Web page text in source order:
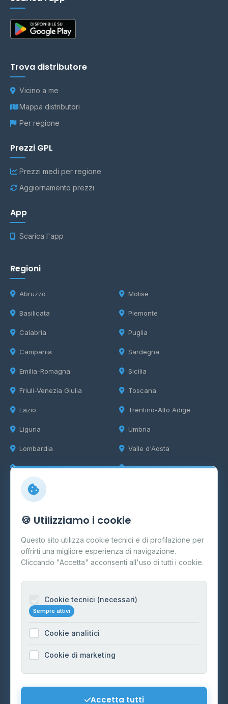
Trova distributore
Vicino a me
Mappa distributori
Per regione
Prezzi GPL
Prezzi medi per regione
Aggiornamento prezzi
App
Scarica l'app
Regioni
Abruzzo
Basilicata
Calabria
Campania
Emilia-Romagna
Friuli-Venezia Giulia
Lazio
Liguria
Lombardia
Marche
Molise
Piemonte
Puglia
Sardegna
Sicilia
Toscana
Trentino-Alto Adige
Umbria
Valle d'Aosta
Veneto
Info
Cos'è il GPL
FAQ
Contatti
Informazioni legali
Cookie Policy
Preferenze Cookie
Mappa del sito
🍪 Utilizziamo i cookie
Questo sito utilizza cookie tecnici e di profilazione per
offrirti una migliore esperienza di navigazione.
Cliccando "Accetta" acconsenti all'uso di tutti i cookie.
Cookie tecnici (necessari)
Sempre attivi
Cookie analitici
Cookie di marketing
Accetta tutti